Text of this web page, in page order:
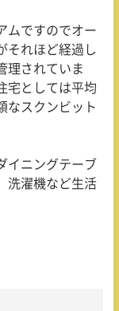
ムですのでオー
それほど経過し
理されていま
宅としては平均
なスクンビット
イニングテーブ
洗濯機など生活